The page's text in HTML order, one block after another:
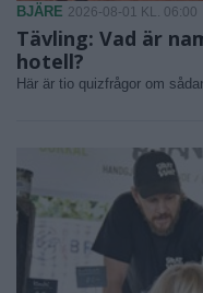
BJÄRE 2026-08-01 KL. 06:00
Tävling: Vad är
hotell?
Här är tio quizfrågor om